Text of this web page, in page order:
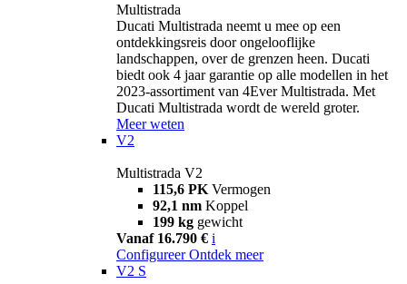
Multistrada
Ducati Multistrada neemt u mee op een
ontdekkingsreis door ongelooflijke
landschappen, over de grenzen heen. Ducati
biedt ook 4 jaar garantie op alle modellen in het
2023-assortiment van 4Ever Multistrada. Met
Ducati Multistrada wordt de wereld groter.
Meer weten
V2
Multistrada V2
115,6 PK Vermogen
92,1 nm Koppel
199 kg gewicht
Vanaf 16.790 € i
Configureer Ontdek meer
V2 S